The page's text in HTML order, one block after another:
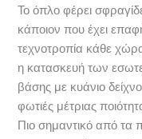
Το όπλο φέρει
κάποιον που έχει
τεχνοτροπία κάθε
η κατασκευή των
βάσης με κυάνιο
φωτιές μέτριας
Πιο σημαντικό από